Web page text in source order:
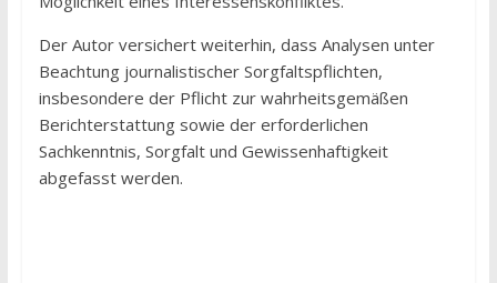
Der Autor versichert weiterhin, dass Analysen unter
Beachtung journalistischer Sorgfaltspflichten,
insbesondere der Pflicht zur wahrheitsgemäßen
Berichterstattung sowie der erforderlichen
Sachkenntnis, Sorgfalt und Gewissenhaftigkeit
abgefasst werden.